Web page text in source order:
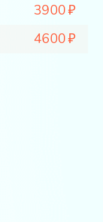
3900
4600